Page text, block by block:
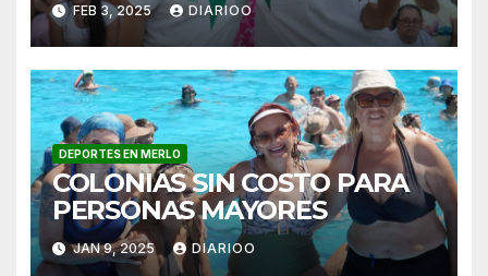
FEB 3, 2025 DIARIOO
DEPORTES EN MERLO
COLONIAS SIN COSTO PARA
PERSONAS MAYORES
JAN 9, 2025 DIARIOO